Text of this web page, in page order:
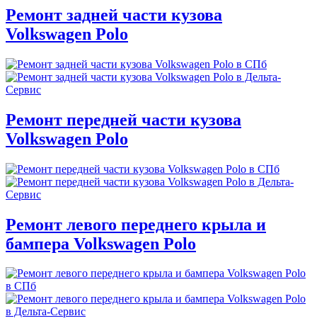
Ремонт задней части кузова
Volkswagen Polo
Ремонт передней части кузова
Volkswagen Polo
Ремонт левого переднего крыла и
бампера Volkswagen Polo